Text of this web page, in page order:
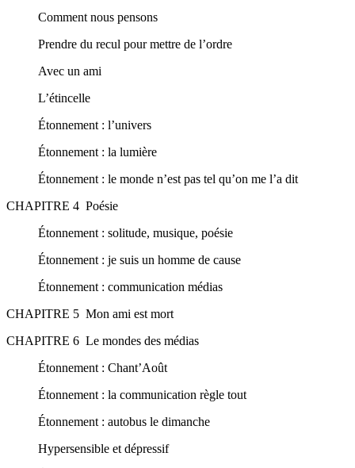
Comment nous pensons
Prendre du recul pour mettre de l’ordre
Avec un ami
L’étincelle
Étonnement : l’univers
Étonnement : la lumière
Étonnement : le monde n’est pas tel qu’on me l’a dit
CHAPITRE 4 Poésie
Étonnement : solitude, musique, poésie
Étonnement : je suis un homme de cause
Étonnement : communication médias
CHAPITRE 5 Mon ami est mort
CHAPITRE 6 Le mondes des médias
Étonnement : Chant’Août
Étonnement : la communication règle tout
Étonnement : autobus le dimanche
Hypersensible et dépressif